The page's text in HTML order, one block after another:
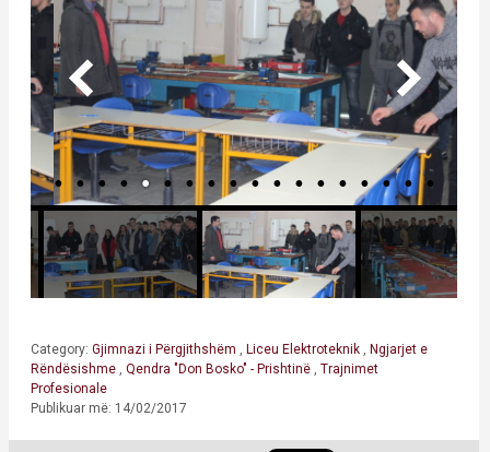
Category: Gjimnazi i Përgjithshëm Liceu Elektroteknik
Ngjarjet e
Rëndësishme
Qendra "Don Bosko" - Prishtinë
Trajnimet
Profesionale
Publikuar më: 14/02/2017